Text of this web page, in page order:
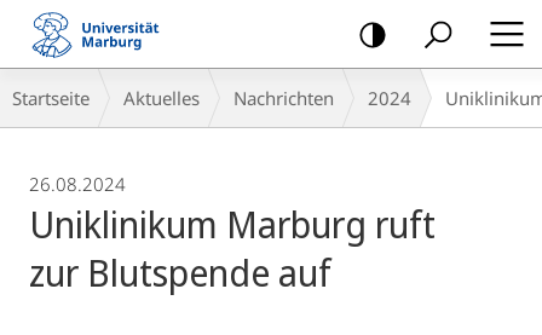
Mobile-
Navigation
Breadcrumb-
Navigation
Startseite Aktuelles Nachrichten 2024
26.08.2024
Uniklinikum Marburg ruft
zur Blutspende auf